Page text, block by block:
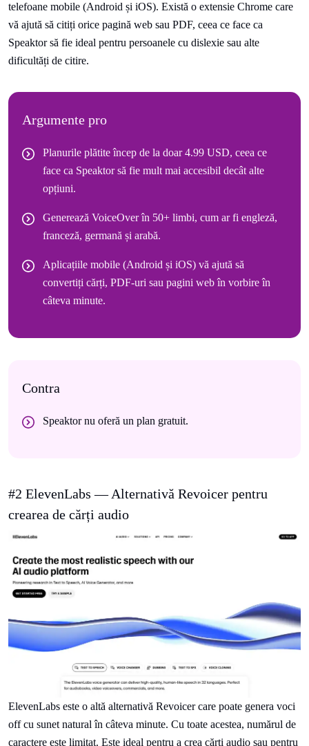
telefoane mobile (Android și iOS). Există o extensie Chrome care
vă ajută să citiți orice pagină web sau PDF, ceea ce face ca
Speaktor să fie ideal pentru persoanele cu dislexie sau alte
dificultăți de citire.
Argumente pro
Planurile plătite încep de la doar 4.99 USD, ceea ce
face ca Speaktor să fie mult mai accesibil decât alte
opțiuni.
Generează VoiceOver în 50+ limbi, cum ar fi engleză,
franceză, germană și arabă.
Aplicațiile mobile (Android și iOS) vă ajută să
convertiți cărți, PDF-uri sau pagini web în vorbire în
câteva minute.
Contra
Speaktor nu oferă un plan gratuit.
#2 ElevenLabs — Alternativă Revoicer pentru
crearea de cărți audio
ElevenLabs este o altă alternativă Revoicer care poate genera voci
off cu sunet natural în câteva minute. Cu toate acestea, numărul de
caractere este limitat. Este ideal pentru a crea cărți audio sau pentru